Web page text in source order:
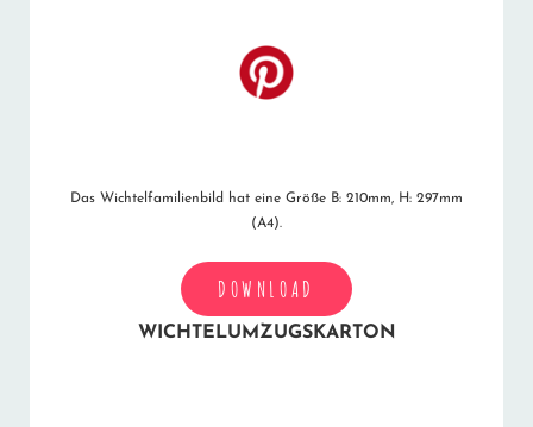
Das Wichtelfamilienbild hat eine Größe B: 210mm, H: 297mm
(A4).
DOWNLOAD
WICHTELUMZUGSKARTON